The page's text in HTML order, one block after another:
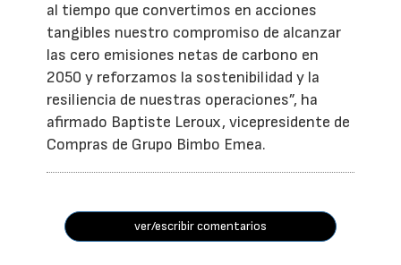
al tiempo que convertimos en acciones
tangibles nuestro compromiso de alcanzar
las cero emisiones netas de carbono en
2050 y reforzamos la sostenibilidad y la
resiliencia de nuestras operaciones”, ha
afirmado Baptiste Leroux, vicepresidente de
Compras de Grupo Bimbo Emea.
ver/escribir comentarios